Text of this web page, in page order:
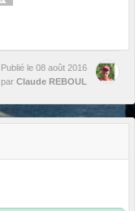
Publié le 08 août 2016
par Claude REBOUL